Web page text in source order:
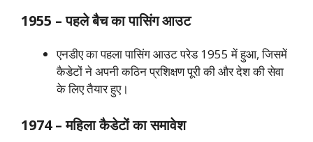
1955 – पहले बैच का पासिंग आउट
एनडीए का पहला पासिंग आउट परेड 1955 में हुआ, जिसमें
कैडेटों ने अपनी कठिन प्रशिक्षण पूरी की और देश की सेवा
के लिए तैयार हुए।
1974 – महिला कैडेटों का समावेश